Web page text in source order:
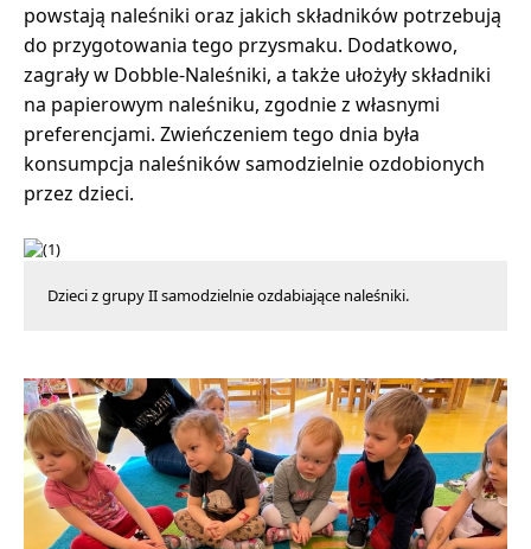
powstają naleśniki oraz jakich składników potrzebują
do przygotowania tego przysmaku. Dodatkowo,
zagrały w Dobble-Naleśniki, a także ułożyły składniki
na papierowym naleśniku, zgodnie z własnymi
preferencjami. Zwieńczeniem tego dnia była
konsumpcja naleśników samodzielnie ozdobionych
przez dzieci.
Dzieci z grupy II samodzielnie ozdabiające naleśniki.